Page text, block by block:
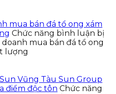
mua bán đá tổ ong xám
Chức năng bình luận bị
mua bán đá tổ ong
lượng
Vũng Tàu Sun Group
điểm độc tôn Chức năng